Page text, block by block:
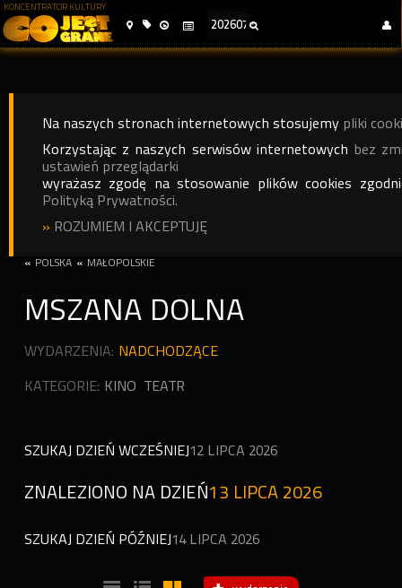
KONCENTRATOR KULTURY
Na naszych stronach internetowych stosujemy pliki
Korzystając z naszych serwisów internetowych bez
ustawień przeglądarki
wyrażasz zgodę na stosowanie plików cookies
Polityką Prywatności.
» ROZUMIEM I AKCEPTUJĘ
« POLSKA « MAŁOPOLSKIE
MSZANA DOLNA
WYDARZENIA: NADCHODZĄCE
KATEGORIE: KINO TEATR
SZUKAJ DZIEŃ WCZEŚNIEJ12 LIPCA 2026
ZNALEZIONO NA DZIEŃ13 LIPCA 2026
SZUKAJ DZIEŃ PÓŹNIEJ14 LIPCA 2026